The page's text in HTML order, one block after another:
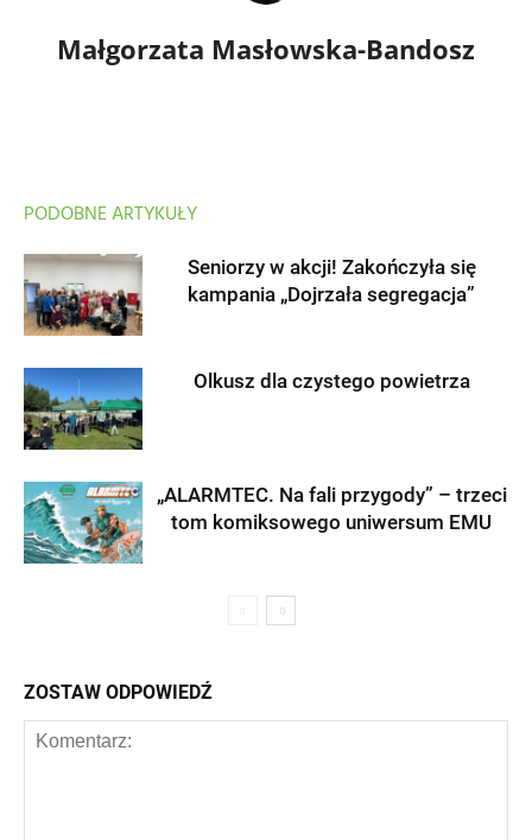
Małgorzata Masłowska-Bandosz
PODOBNE ARTYKUŁY
Seniorzy w akcji! Zakończyła się
kampania „Dojrzała segregacja”
Olkusz dla czystego powietrza
„ALARMTEC. Na fali przygody” – trzeci
tom komiksowego uniwersum EMU
ZOSTAW ODPOWIEDŹ